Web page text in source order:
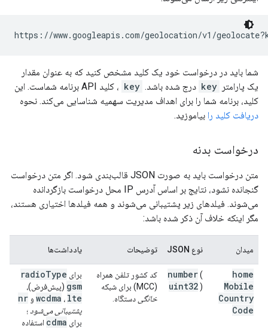
https://www.googleapis.com/geolocation/v1/
شما باید در درخواست خود یک کلید مشخص کنید که به عنوان مقدار
یک پارامتر key درج شده باشد. key
، کلید API برنامه شماست. این
کلید، برنامه شما را برای اهداف مدیریت سهمیه شناسایی می‌کند. نحوه
دریافت کلید را بیاموزید.
درخواست بدنه
متن درخواست باید به صورت JSON قالب‌بندی شود. اگر متن درخواست
گنجانده نشود، نتایج بر اساس آدرس IP محل درخواست بازگردانده
می‌شوند. فیلدهای زیر پشتیبانی می‌شوند و همه فیلدها اختیاری هستند،
مگر اینکه خلاف آن ذکر شده باشد:
میدان نوع JSON توضیحات یادداشت‌ها
home
Mobile
Country
Code
number(
uint32)
کد کشور تلفن همراه
(MCC) برای شبکه
خانگی
دستگاه.
برای radioType
gsm (پیش‌فرض)،
wcdma ، lte و nr
پشتیبانی می‌شود ؛
برای cdma استفاده